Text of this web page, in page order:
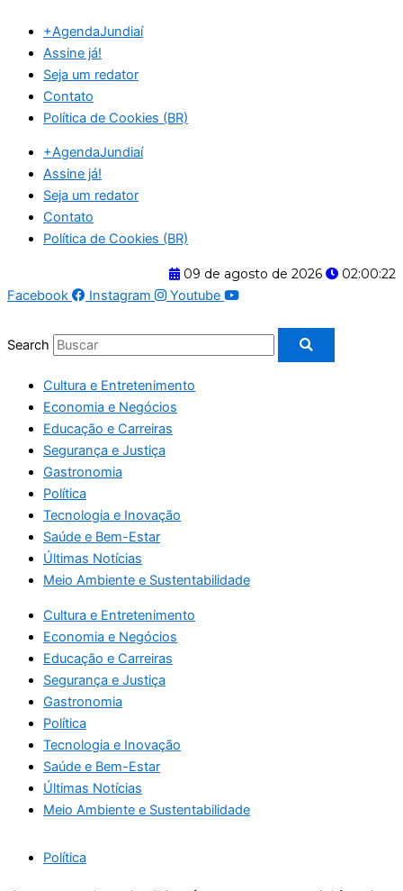
para
conteúdo
+AgendaJundiaí
Assine já!
Seja um redator
Contato
Política de Cookies (BR)
+AgendaJundiaí
Assine já!
Seja um redator
Contato
Política de Cookies (BR)
09 de agosto de 2026
02:00:22
Facebook
Instagram Youtube
Search
Cultura e Entretenimento
Economia e Negócios
Educação e Carreiras
Segurança e Justiça
Gastronomia
Política
Tecnologia e Inovação
Saúde e Bem-Estar
Últimas Notícias
Meio Ambiente e Sustentabilidade
Cultura e Entretenimento
Economia e Negócios
Educação e Carreiras
Segurança e Justiça
Gastronomia
Política
Tecnologia e Inovação
Saúde e Bem-Estar
Últimas Notícias
Meio Ambiente e Sustentabilidade
Política